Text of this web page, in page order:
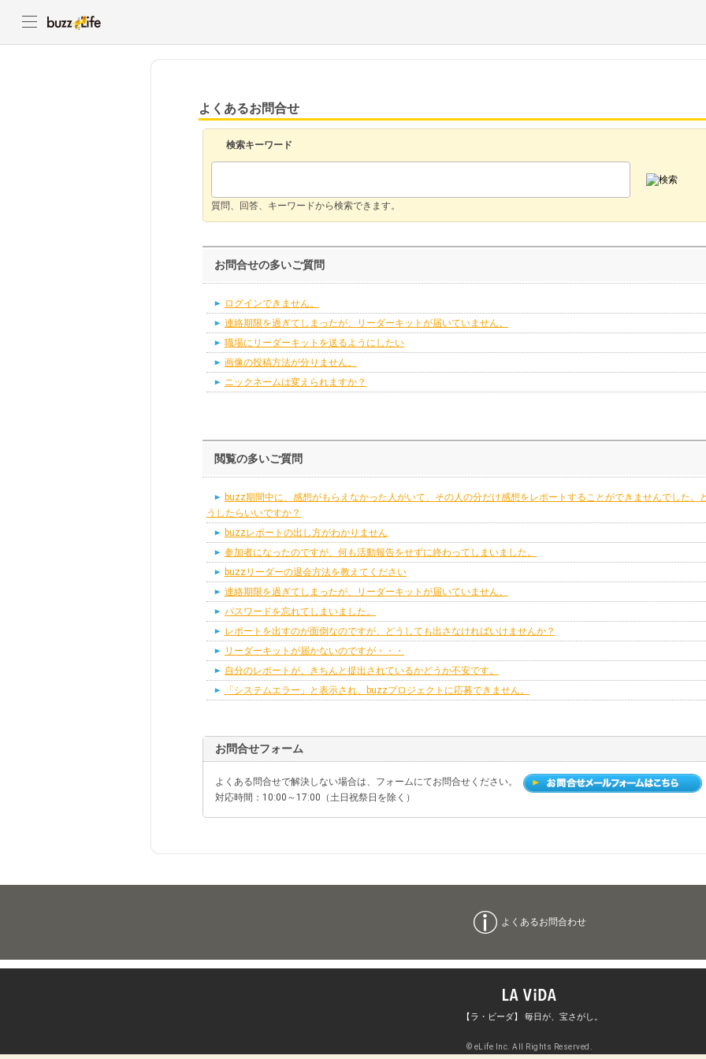
よくあるお問合せ
検索キーワード
質問、回答、キーワードから検索できます。
お問合せの多いご質問
ログインできません。
連絡期限を過ぎてしまったが、リーダーキットが届いていません。
職場にリーダーキットを送るようにしたい
画像の投稿方法が分りません。
ニックネームは変えられますか？
閲覧の多いご質問
buzz期間中に、感想がもらえなかった人がいて、その人の分だけ感想をレポートすることができませんでした。
うしたらいいですか？
buzzレポートの出し方がわかりません
参加者になったのですが、何も活動報告をせずに終わってしまいました。
buzzリーダーの退会方法を教えてください
連絡期限を過ぎてしまったが、リーダーキットが届いていません。
パスワードを忘れてしまいました。
レポートを出すのが面倒なのですが、どうしても出さなければいけませんか？
リーダーキットが届かないのですが・・・
自分のレポートが、きちんと提出されているかどうか不安です。
「システムエラー」と表示され、buzzプロジェクトに応募できません。
お問合せフォーム
よくある問合せで解決しない場合は、フォームにてお問合せください。
対応時間：10:00～17:00（土日祝祭日を除く）
よくあるお問合わせ
【ラ・ビーダ】 毎日が、宝さがし。
© eLife Inc. All Rights Reserved.